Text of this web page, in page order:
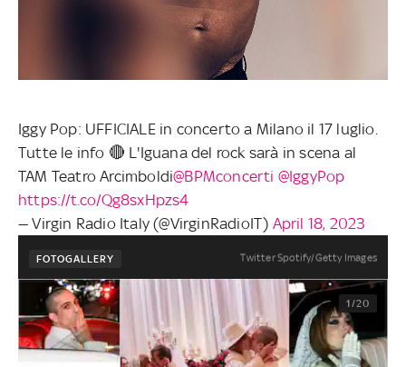
Iggy Pop: UFFICIALE in concerto a Milano il 17 luglio.
Tutte le info 🔴 L'Iguana del rock sarà in scena al
TAM Teatro Arcimboldi@BPMconcerti @IggyPop
https://t.co/Qg8sxHpzs4
— Virgin Radio Italy (@VirginRadioIT) April 18, 2023
FOTOGALLERY Twitter Spotify/Getty Images
1/20